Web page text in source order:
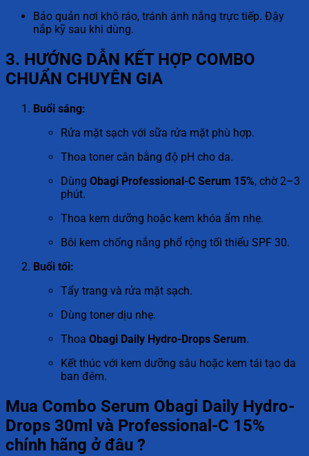
Bảo quản nơi khô ráo, tránh ánh nắng trực tiếp. Đậy
nắp kỹ sau khi dùng.
3. HƯỚNG DẪN KẾT HỢP COMBO
CHUẨN CHUYÊN GIA
Buổi sáng:
Rửa mặt sạch với sữa rửa mặt phù hợp.
Thoa toner cân bằng độ pH cho da.
Dùng Obagi Professional-C Serum 15%, chờ 2–3
phút.
Thoa kem dưỡng hoặc kem khóa ẩm nhẹ.
Bôi kem chống nắng phổ rộng tối thiểu SPF 30.
Buổi tối:
Tẩy trang và rửa mặt sạch.
Dùng toner dịu nhẹ.
Thoa Obagi Daily Hydro-Drops Serum.
Kết thúc với kem dưỡng sâu hoặc kem tái tạo da
ban đêm.
Mua Combo Serum Obagi Daily Hydro-
Drops 30ml và Professional-C 15%
chính hãng ở đâu ?